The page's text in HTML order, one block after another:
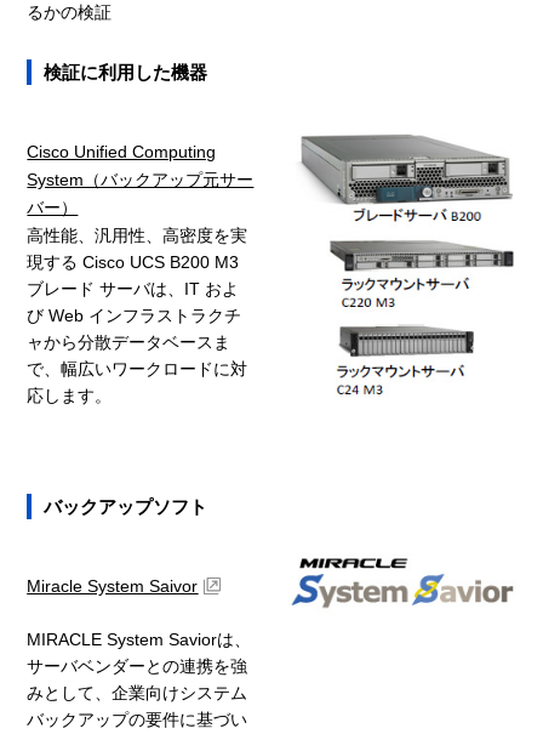
るかの検証
検証に利用した機器
Cisco Unified Computing
System（バックアップ元サー
バー）
高性能、汎用性、高密度を実
現する Cisco UCS B200 M3
ブレード サーバは、IT およ
び Web インフラストラクチ
ャから分散データベースま
で、幅広いワークロードに対
応します。
バックアップソフト
Miracle System Saivor
MIRACLE System Saviorは、
サーバベンダーとの連携を強
みとして、企業向けシステム
バックアップの要件に基づい